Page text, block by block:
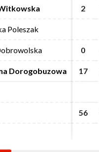
2
Poleszak
0
Dorogobuzowa 17
56
2
Poleszak
0
Dorogobuzowa 17
56